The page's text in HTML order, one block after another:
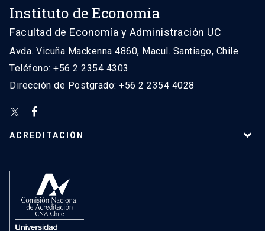
Instituto de Economía
Facultad de Economía y Administración UC
Avda. Vicuña Mackenna 4860, Macul. Santiago, Chile
Teléfono: +56 2 2354 4303
Dirección de Postgrado: +56 2 2354 4028
ACREDITACIÓN